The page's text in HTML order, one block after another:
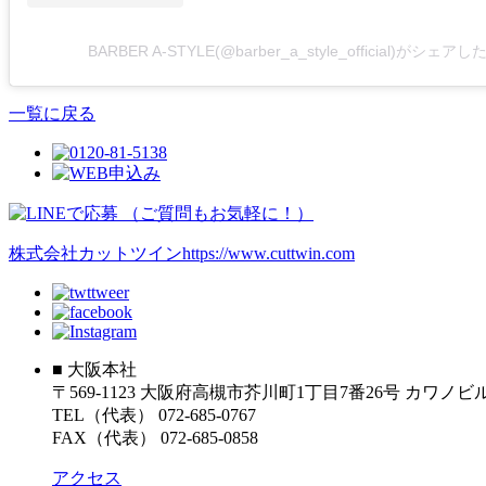
BARBER A-STYLE(@barber_a_style_official)がシェアし
一覧に戻る
株式会社カットツインhttps://www.cuttwin.com
■ 大阪本社
〒569-1123 大阪府高槻市芥川町1丁目7番26号 カワノビ
TEL（代表） 072-685-0767
FAX（代表） 072-685-0858
アクセス